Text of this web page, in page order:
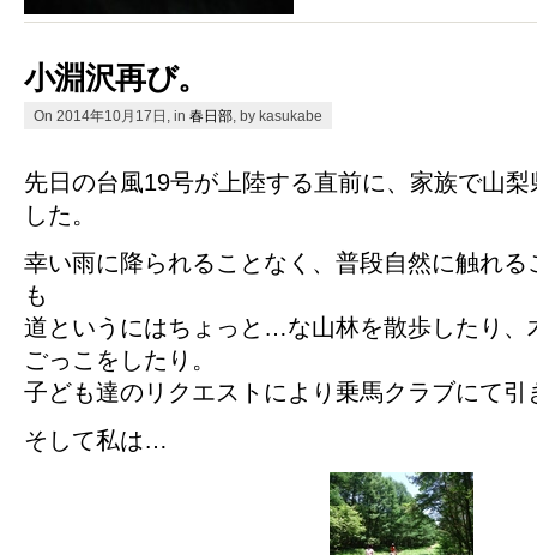
小淵沢再び。
On 2014年10月17日, in 春日部 , by kasukabe
先日の台風19号が上陸する直前に、家族で山
した。
幸い雨に降られることなく、普段自然に触れ
も
道というにはちょっと…な山林を散歩したり、
ごっこをしたり。
子ども達のリクエストにより乗馬クラブにて引
そして私は…